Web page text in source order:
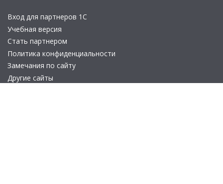
Вход для партнеров 1С
Учебная версия
Стать партнером
Политика конфиденциальности
Замечания по сайту
Другие сайты